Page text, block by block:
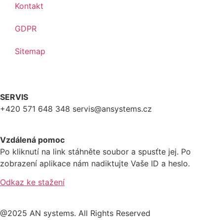
Kontakt
GDPR
Sitemap
SERVIS
+420 571 648 348 servis@ansystems.cz
Vzdálená pomoc
Po kliknutí na link stáhněte soubor a spusťte jej. Po
zobrazení aplikace nám nadiktujte Vaše ID a heslo.
Odkaz ke stažení
@2025 AN systems. All Rights Reserved